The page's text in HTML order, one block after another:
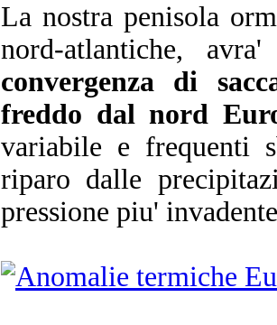
La nostra penisola
nord-atlantiche,
convergenza di
freddo dal nord
variabile e frequenti
riparo dalle
pressione piu'